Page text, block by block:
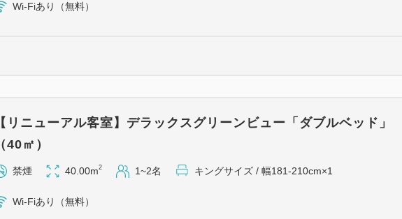
Wi-Fiあり（無料）
【リニューアル客室】デラックスグリーンビュー「ダブルベッド」
（40㎡）
禁煙 40.00m2 1~2名 キングサイズ / 幅181-210cm×1
Wi-Fiあり（無料）